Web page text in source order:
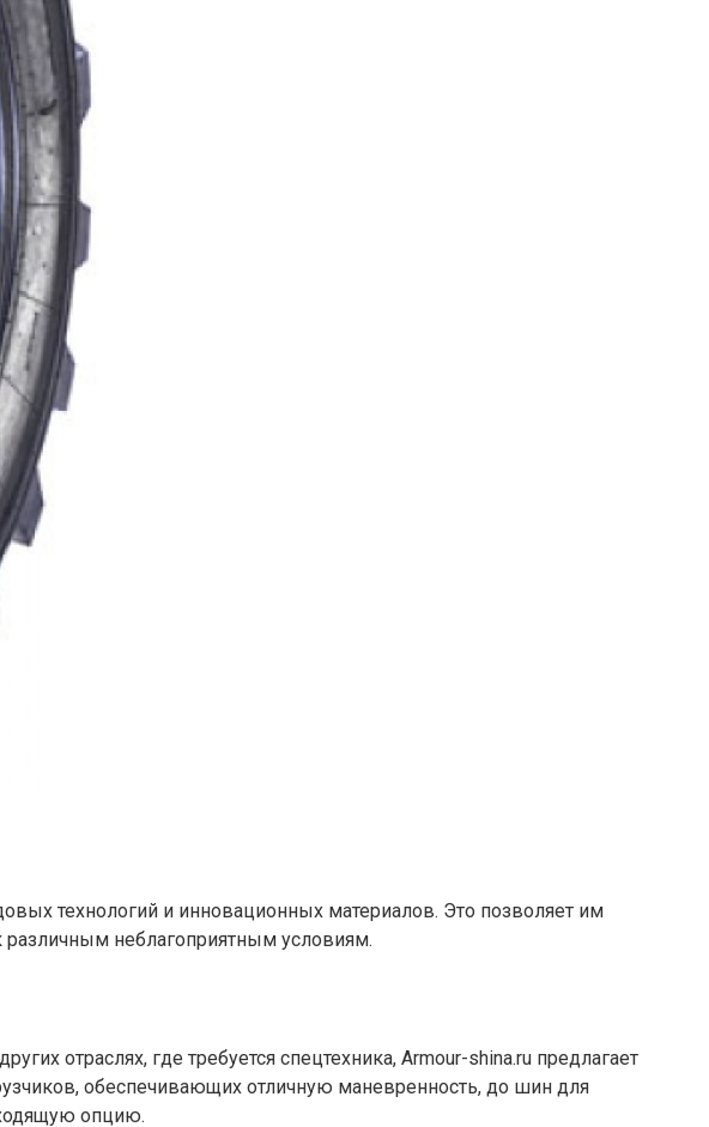
технологий и инновационных материалов. Это позволяет им
различным неблагоприятным условиям.
отраслях, где требуется спецтехника, Armour-shina.ru предлагает
обеспечивающих отличную маневренность, до шин для
опцию.